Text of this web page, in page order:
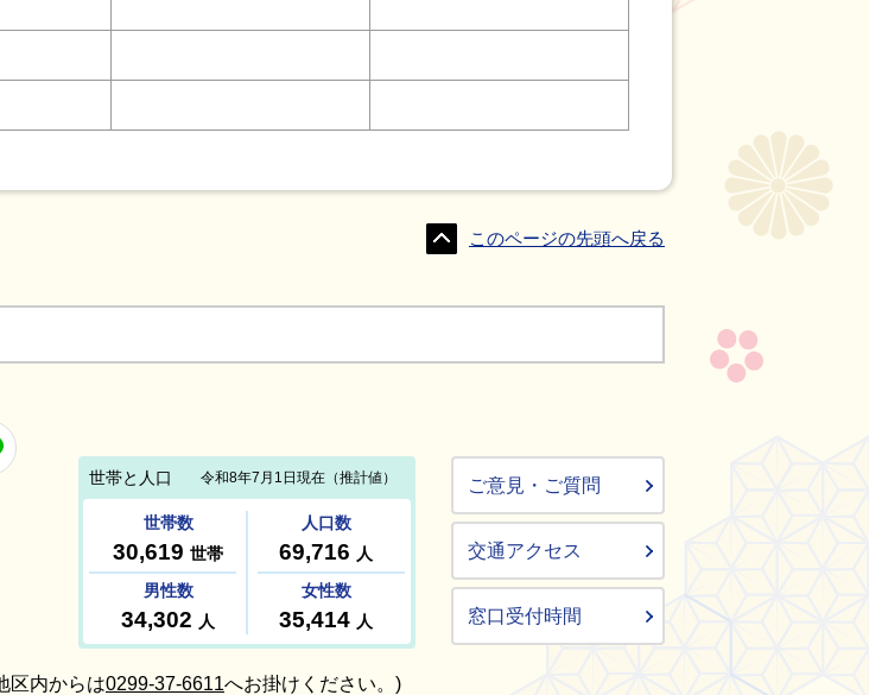
このページの先頭へ戻る
区内からは0299-37-6611へお掛けください。)
ご意見・ご質問
交通アクセス
窓口受付時間